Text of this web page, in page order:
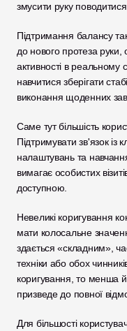
змусити руку
Підтримання балансу
до нового протеза руки,
активності в реальному
навчитися зберігати
виконання щоденних
Саме тут більшість
Підтримувати зв'язок із
налаштувань та
вимагає особистих
доступною.
Невеликі коригування
мати колосальне
здається «складним»,
техніки або обох
коригування, то менша
призведе до повної
Для більшості